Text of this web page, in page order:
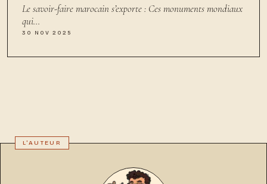
Le savoir-faire marocain s’exporte : Ces monuments mondiaux
qui…
30 NOV 2025